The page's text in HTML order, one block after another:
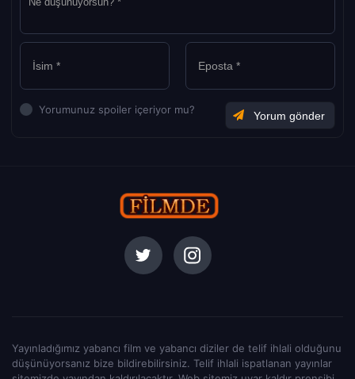
Yorumunuz spoiler içeriyor mu?
Yayınladığımız yabancı film ve yabancı diziler de telif ihlali olduğunu
düşünüyorsanız bize bildirebilirsiniz. Telif ihlali ispatlanan yayınlar